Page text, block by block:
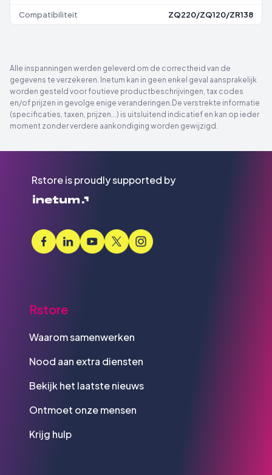
Compatibiliteit ZQ220/ZQ120/ZR138
Alle inspanningen werden geleverd om de correctheid van de
gegevens te verzekeren. Inetum kan in geen enkel geval aansprakelijk
worden gesteld voor foutieve productbeschrijvingen, tax codes
en/of prijzen in gevolge enige veranderingen.De verstrekte informatie
(specificaties, taxen, prijzen...) is uitsluitend indicatief en kan op ieder
moment zonder verdere aankondiging worden gewijzigd.
Rstore is proudly supported by
Rstore
Waarom samenwerken
Nood aan extra diensten
Bekijk het laatste nieuws
Ontmoet onze mensen
Krijg hulp